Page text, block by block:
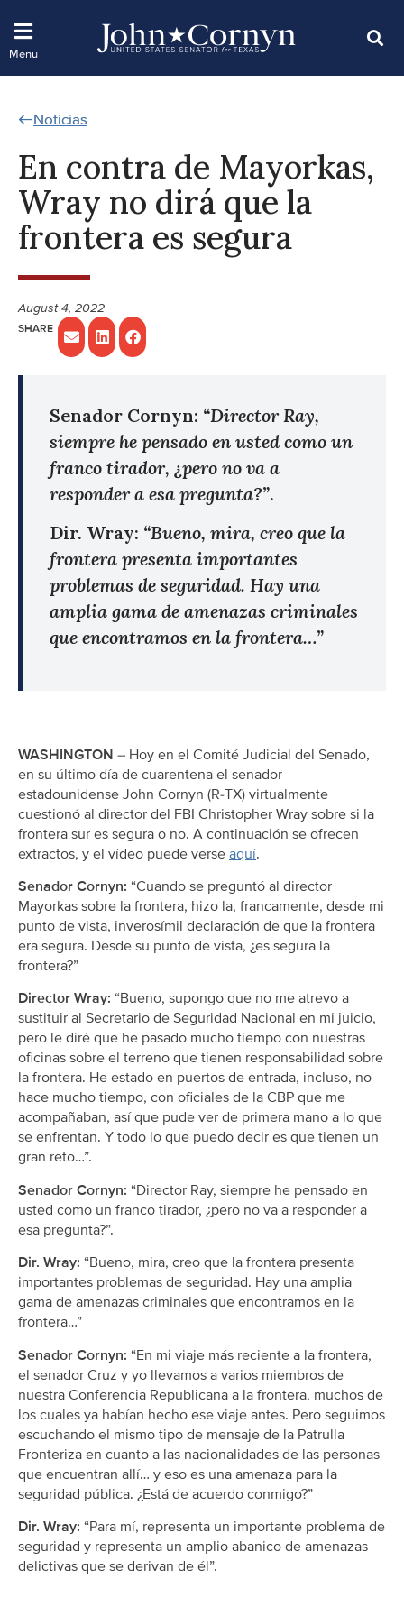
Noticias
En contra de Mayorkas,
Wray no dirá que la
frontera es segura
August 4, 2022
Senador Cornyn: “Director Ray,
siempre he pensado en usted como un
franco tirador, ¿pero no va a
responder a esa pregunta?”.
Dir. Wray: “Bueno, mira, creo que la
frontera presenta importantes
problemas de seguridad. Hay una
amplia gama de amenazas criminales
que encontramos en la frontera…”
WASHINGTON – Hoy en el Comité Judicial del Senado,
en su último día de cuarentena el senador
estadounidense John Cornyn (R-TX) virtualmente
cuestionó al director del FBI Christopher Wray sobre si la
frontera sur es segura o no. A continuación se ofrecen
extractos, y el vídeo puede verse aquí.
Senador Cornyn: “Cuando se preguntó al director
Mayorkas sobre la frontera, hizo la, francamente, desde mi
punto de vista, inverosímil declaración de que la frontera
era segura. Desde su punto de vista, ¿es segura la
frontera?”
Director Wray: “Bueno, supongo que no me atrevo a
sustituir al Secretario de Seguridad Nacional en mi juicio,
pero le diré que he pasado mucho tiempo con nuestras
oficinas sobre el terreno que tienen responsabilidad sobre
la frontera. He estado en puertos de entrada, incluso, no
hace mucho tiempo, con oficiales de la CBP que me
acompañaban, así que pude ver de primera mano a lo que
se enfrentan. Y todo lo que puedo decir es que tienen un
gran reto…”.
Senador Cornyn: “Director Ray, siempre he pensado en
usted como un franco tirador, ¿pero no va a responder a
esa pregunta?”.
Dir. Wray: “Bueno, mira, creo que la frontera presenta
importantes problemas de seguridad. Hay una amplia
gama de amenazas criminales que encontramos en la
frontera…”
Senador Cornyn: “En mi viaje más reciente a la frontera,
el senador Cruz y yo llevamos a varios miembros de
nuestra Conferencia Republicana a la frontera, muchos de
los cuales ya habían hecho ese viaje antes. Pero seguimos
escuchando el mismo tipo de mensaje de la Patrulla
Fronteriza en cuanto a las nacionalidades de las personas
que encuentran allí… y eso es una amenaza para la
seguridad pública. ¿Está de acuerdo conmigo?”
Dir. Wray: “Para mí, representa un importante problema de
seguridad y representa un amplio abanico de amenazas
delictivas que se derivan de él”.